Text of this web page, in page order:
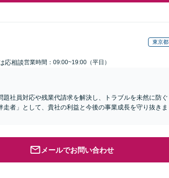
東京都
応相談営業時間：09:00~19:00（平日）
社員対応や残業代請求を解決し、トラブルを未然に防ぐ
者」として、貴社の利益と今後の事業成長を守り抜きま
メールでお問い合わせ